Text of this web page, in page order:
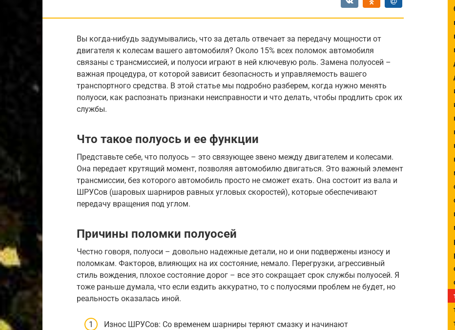
Вы когда-нибудь задумывались, что за деталь отвечает за передачу мощности от
двигателя к колесам вашего автомобиля? Около 15% всех поломок автомобиля
связаны с трансмиссией, и полуоси играют в ней ключевую роль. Замена полуосей –
важная процедура, от которой зависит безопасность и управляемость вашего
транспортного средства. В этой статье мы подробно разберем, когда нужно менять
полуоси, как распознать признаки неисправности и что делать, чтобы продлить срок их
службы.
Что такое полуось и ее функции
Представьте себе, что полуось – это связующее звено между двигателем и колесами.
Она передает крутящий момент, позволяя автомобилю двигаться. Это важный элемент
трансмиссии, без которого автомобиль просто не сможет ехать. Она состоит из вала и
ШРУСов (шаровых шарниров равных угловых скоростей), которые обеспечивают
передачу вращения под углом.
Причины поломки полуосей
Честно говоря, полуоси – довольно надежные детали, но и они подвержены износу и
поломкам. Факторов, влияющих на их состояние, немало. Перегрузки, агрессивный
стиль вождения, плохое состояние дорог – все это сокращает срок службы полуосей. Я
тоже раньше думала, что если ездить аккуратно, то с полуосями проблем не будет, но
реальность оказалась иной.
Износ ШРУСов: Со временем шарниры теряют смазку и начинают